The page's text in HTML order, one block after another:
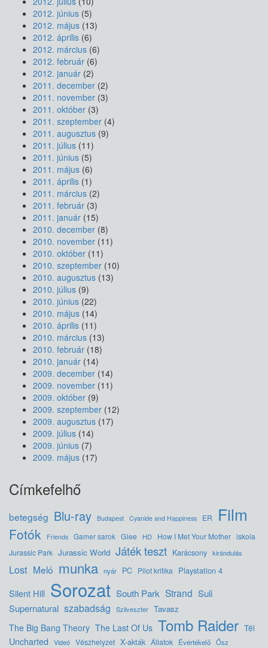
2012. június (5)
2012. május (13)
2012. április (6)
2012. március (6)
2012. február (6)
2012. január (2)
2011. december (2)
2011. november (3)
2011. október (3)
2011. szeptember (4)
2011. augusztus (9)
2011. július (11)
2011. június (5)
2011. május (6)
2011. április (1)
2011. március (2)
2011. február (3)
2011. január (15)
2010. december (8)
2010. november (11)
2010. október (11)
2010. szeptember (10)
2010. augusztus (13)
2010. július (9)
2010. június (22)
2010. május (14)
2010. április (11)
2010. március (13)
2010. február (18)
2010. január (14)
2009. december (14)
2009. november (11)
2009. október (9)
2009. szeptember (12)
2009. augusztus (17)
2009. július (14)
2009. június (7)
2009. május (17)
Címkefelhő
betegség Blu-ray Budapest Cyanide and Happiness ER Film
Fotók Friends Gamer sarok Glee HD How I Met Your Mother iskola
Jurassic Park Jurassic World Játék teszt Karácsony kirándulás
Lost Meló munka nyár PC Pilot kritika Playstation 4
Silent Hill Sorozat South Park Strand Suli
Supernatural szabadság Szilveszter Tavasz
The Big Bang Theory The Last Of Us Tomb Raider Tél
Uncharted Videó Vészhelyzet X-akták Állatok Évértékelő Ősz